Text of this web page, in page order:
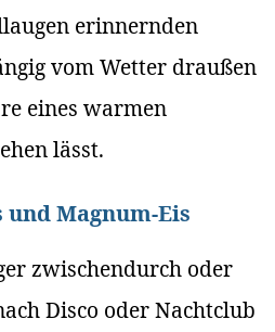
erinnernden
vom Wetter draußen
eines warmen
lässt.
Magnum-Eis
zwischendurch oder
Disco oder Nachtclub